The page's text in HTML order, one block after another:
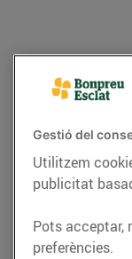
Gestió del
Utilitzem
publicitat
Pots acceptar,
preferències.